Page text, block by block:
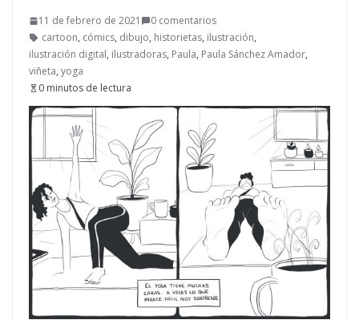
11 de febrero de 2021
0 comentarios
cartoon, cómics, dibujo, historietas, ilustración,
ilustración digital, ilustradoras, Paula, Paula Sánchez Amador,
viñeta, yoga
0 minutos de lectura